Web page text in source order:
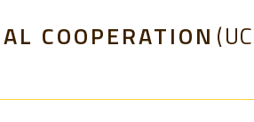
COOPERATION